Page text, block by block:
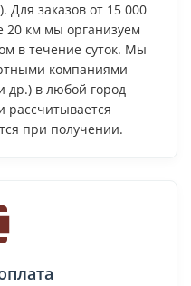
Для заказов от 15 000
20 км мы организуем
в течение суток. Мы
компаниями
в любой город
рассчитывается
при получении.